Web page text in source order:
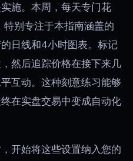
施。本周，每天专门花
别专注于本指南涵盖的
日线和4小时图表。标记
然后追踪价格在接下来几
互动。这种刻意练习能够
在实盘交易中变成自动化
开始将这些设置纳入您的